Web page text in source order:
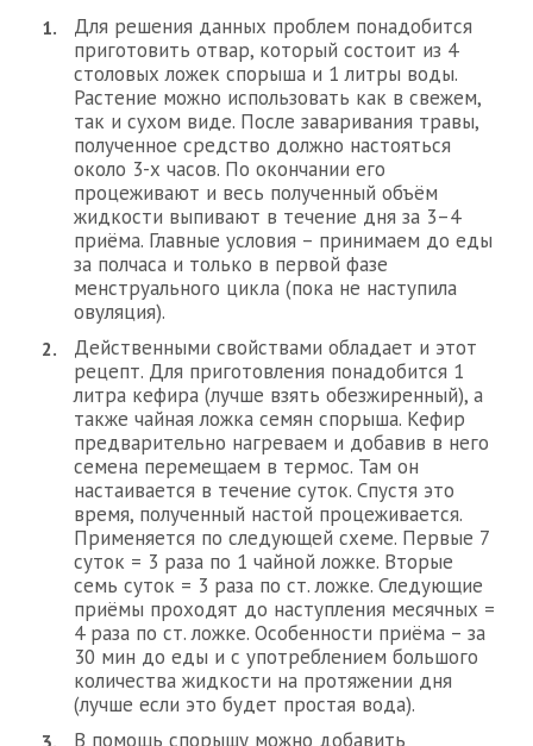
Для решения данных проблем понадобится
приготовить отвар, который состоит из 4
столовых ложек спорыша и 1 литры воды.
Растение можно использовать как в свежем,
так и сухом виде. После заваривания травы,
полученное средство должно настояться
около 3-х часов. По окончании его
процеживают и весь полученный объём
жидкости выпивают в течение дня за 3–4
приёма. Главные условия – принимаем до еды
за полчаса и только в первой фазе
менструального цикла (пока не наступила
овуляция).
Действенными свойствами обладает и этот
рецепт. Для приготовления понадобится 1
литра кефира (лучше взять обезжиренный), а
также чайная ложка семян спорыша. Кефир
предварительно нагреваем и добавив в него
семена перемещаем в термос. Там он
настаивается в течение суток. Спустя это
время, полученный настой процеживается.
Применяется по следующей схеме. Первые 7
суток = 3 раза по 1 чайной ложке. Вторые
семь суток = 3 раза по ст. ложке. Следующие
приёмы проходят до наступления месячных =
4 раза по ст. ложке. Особенности приёма – за
30 мин до еды и с употреблением большого
количества жидкости на протяжении дня
(лучше если это будет простая вода).
В помощь спорышу можно добавить